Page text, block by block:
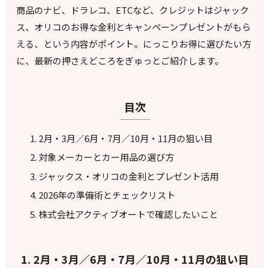
商品のナビ、ドラレコ、ETCなど、クレジットはジャック
ス、オリコのお得な金利とキャンペーンプレゼントがもら
える、という内容がポイント。にっこりお得に選びたい方
に、最新の押さえどころをぎゅっとご紹介します。
目次
2月・3月／6月・7月／10月・11月の狙い目
対象メーカーとカー用品の選び方
ジャックス・オリコの金利とプレゼント活用
2026年の準備術とチェックリスト
株式会社アクティブオートで確認したいこと
1. 2月・3月／6月・7月／10月・11月の狙い目